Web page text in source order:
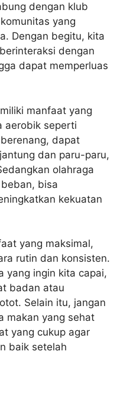
dengan klub
yang
Dengan begitu, kita
dengan
dapat memperluas
manfaat yang
aerobik seperti
dapat
dan paru-paru,
olahraga
bisa
kekuatan
yang maksimal,
rutin dan konsisten.
yang ingin kita capai,
badan atau
Selain itu, jangan
makan yang sehat
yang cukup agar
baik setelah